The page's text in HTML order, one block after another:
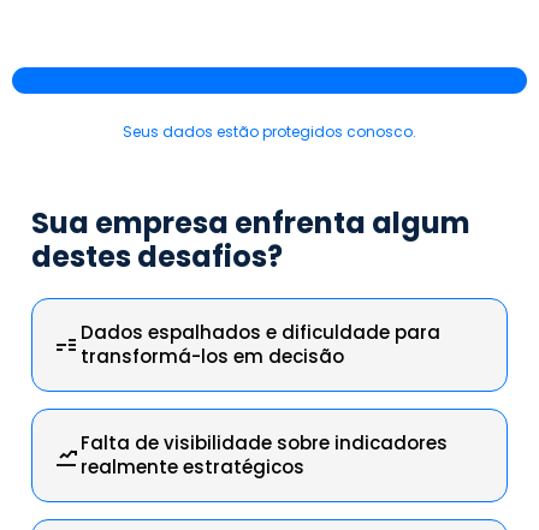
Seus dados estão protegidos conosco.
Sua empresa enfrenta algum
destes desafios?
Dados espalhados e dificuldade para
transformá-los em decisão
Falta de visibilidade sobre indicadores
realmente estratégicos